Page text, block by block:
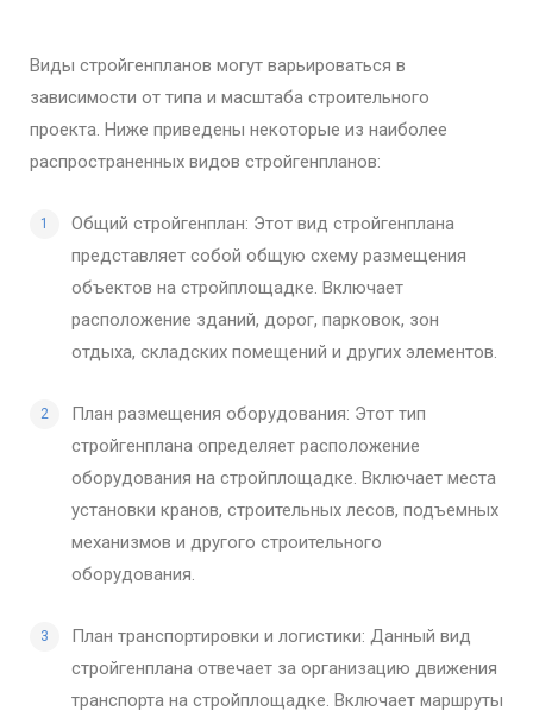
Виды стройгенпланов могут варьироваться в
зависимости от типа и масштаба строительного
проекта. Ниже приведены некоторые из наиболее
распространенных видов стройгенпланов:
Общий стройгенплан: Этот вид стройгенплана
представляет собой общую схему размещения
объектов на стройплощадке. Включает
расположение зданий, дорог, парковок, зон
отдыха, складских помещений и других элементов.
План размещения оборудования: Этот тип
стройгенплана определяет расположение
оборудования на стройплощадке. Включает места
установки кранов, строительных лесов, подъемных
механизмов и другого строительного
оборудования.
План транспортировки и логистики: Данный вид
стройгенплана отвечает за организацию движения
транспорта на стройплощадке. Включает маршруты